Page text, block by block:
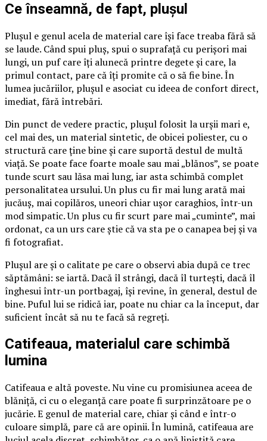
Ce înseamnă, de fapt, plușul
Plușul e genul acela de material care își face treaba fără să
se laude. Când spui pluș, spui o suprafață cu perișori mai
lungi, un puf care îți alunecă printre degete și care, la
primul contact, pare că îți promite că o să fie bine. În
lumea jucăriilor, plușul e asociat cu ideea de confort direct,
imediat, fără întrebări.
Din punct de vedere practic, plușul folosit la urșii mari e,
cel mai des, un material sintetic, de obicei poliester, cu o
structură care ține bine și care suportă destul de multă
viață. Se poate face foarte moale sau mai „blănos”, se poate
tunde scurt sau lăsa mai lung, iar asta schimbă complet
personalitatea ursului. Un plus cu fir mai lung arată mai
jucăuș, mai copilăros, uneori chiar ușor caraghios, într-un
mod simpatic. Un plus cu fir scurt pare mai „cuminte”, mai
ordonat, ca un urs care știe că va sta pe o canapea bej și va
fi fotografiat.
Plușul are și o calitate pe care o observi abia după ce trec
săptămâni: se iartă. Dacă îl strângi, dacă îl turtești, dacă îl
înghesui într-un portbagaj, își revine, în general, destul de
bine. Puful lui se ridică iar, poate nu chiar ca la început, dar
suficient încât să nu te facă să regreți.
Catifeaua, materialul care schimbă
lumina
Catifeaua e altă poveste. Nu vine cu promisiunea aceea de
blăniță, ci cu o eleganță care poate fi surprinzătoare pe o
jucărie. E genul de material care, chiar și când e într-o
culoare simplă, pare că are opinii. În lumină, catifeaua are